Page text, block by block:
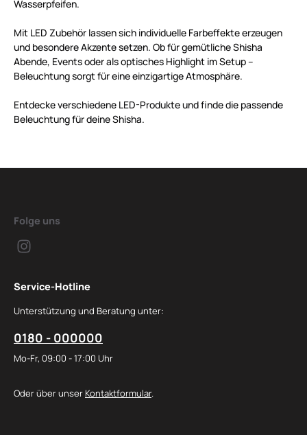
Wasserpfeifen.
Mit LED Zubehör lassen sich individuelle Farbeffekte erzeugen
und besondere Akzente setzen. Ob für gemütliche Shisha
Abende, Events oder als optisches Highlight im Setup –
Beleuchtung sorgt für eine einzigartige Atmosphäre.
Entdecke verschiedene LED-Produkte und finde die passende
Beleuchtung für deine Shisha.
Folge uns
Service-Hotline
Unterstützung und Beratung unter:
0180 - 000000
Mo-Fr, 09:00 - 17:00 Uhr
Oder über unser Kontaktformular.